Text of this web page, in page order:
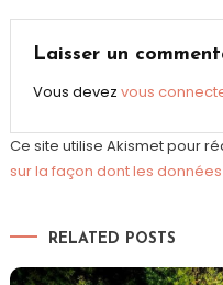
l’article
Laisser un
Vous devez vous
Ce site utilise Akismet pour
sur la façon dont les
RELATED POSTS